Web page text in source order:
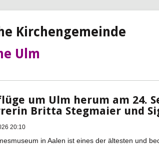
Kirchengemeinde
Ulm
um Ulm herum am 24.
Britta Stegmaier und
20:10
in Aalen ist eines der ältesten und